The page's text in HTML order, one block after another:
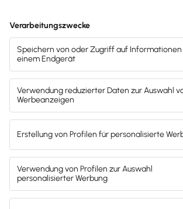
Mach's dir leicht und gib deinem Business
entscheidenden Push – mit unserer
Buchhaltung & Lohn.
Lösungen